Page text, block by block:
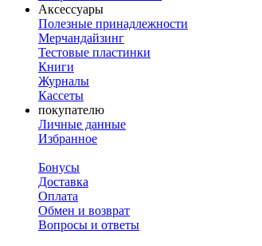
Аксессуары
Полезные принадлежности
Мерчандайзинг
Тестовые пластинки
Книги
Журналы
Кассеты
покупателю
Личные данные
Избранное
Бонусы
Доставка
Оплата
Обмен и возврат
Вопросы и ответы